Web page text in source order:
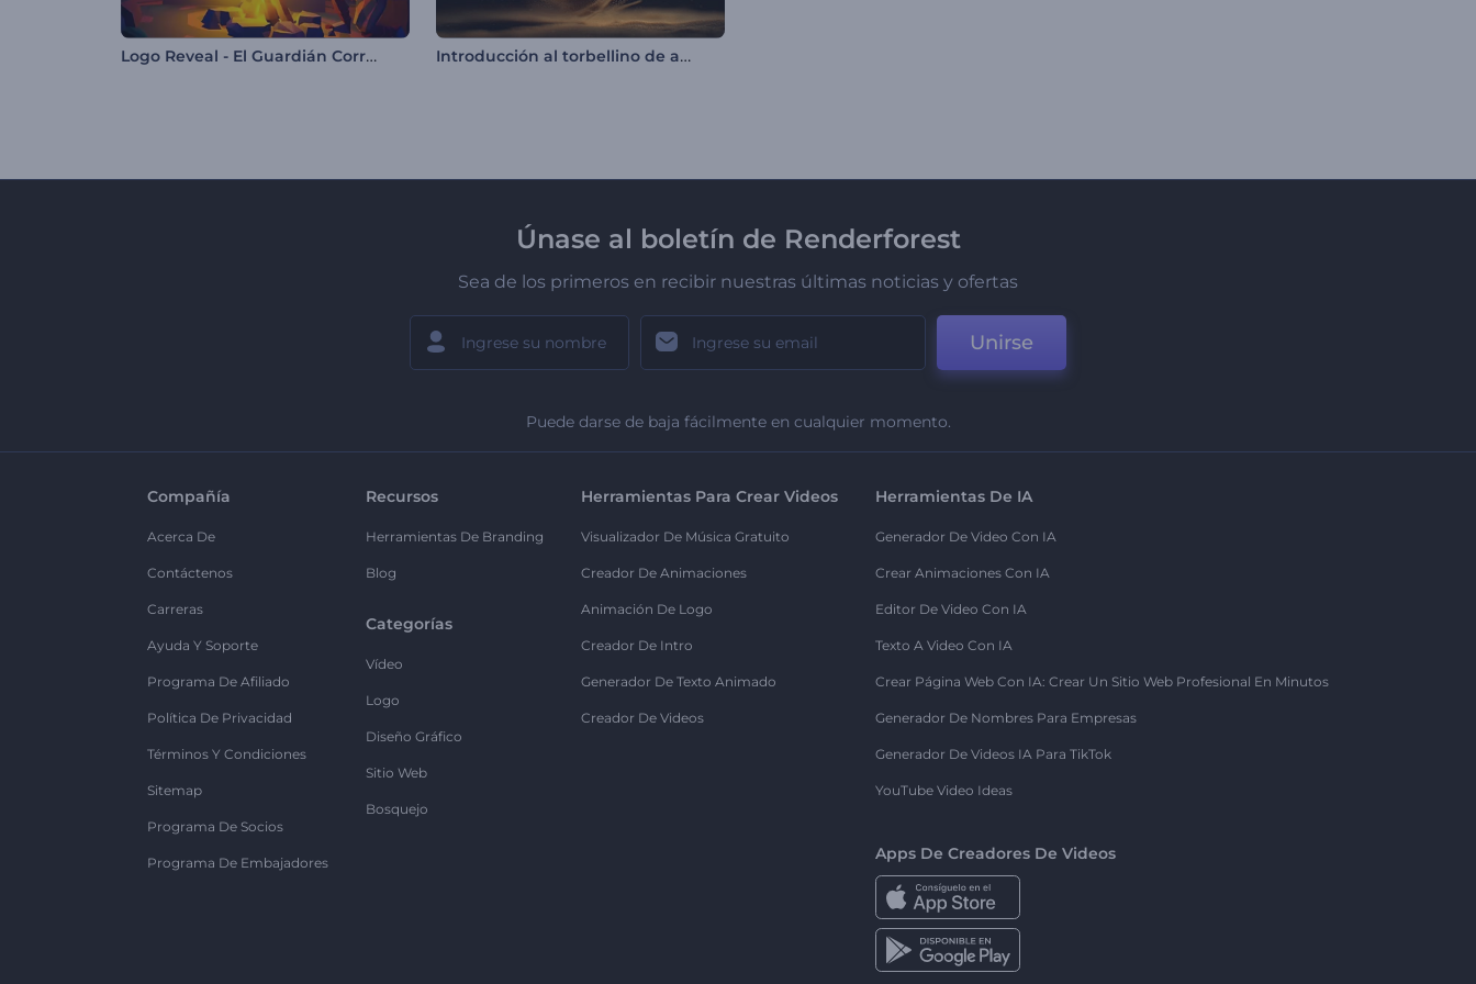
Logo Reveal - El Guardián Corredor Introducción al torbellino de arena
Únase al boletín de Renderforest
Sea de los primeros en recibir nuestras últimas noticias y ofertas
Unirse
Puede darse de baja fácilmente en cualquier momento.
Compañía
Acerca De
Contáctenos
Carreras
Ayuda Y Soporte
Programa De Afiliado
Política De Privacidad
Términos Y Condiciones
Sitemap
Programa De Socios
Programa De Embajadores
Recursos
Herramientas De Branding
Blog
Categorías
Vídeo
Logo
Diseño Gráfico
Sitio Web
Bosquejo
Herramientas Para Crear Videos
Visualizador De Música Gratuito
Creador De Animaciones
Animación De Logo
Creador De Intro
Generador De Texto Animado
Creador De Videos
Herramientas De IA
Generador De Video Con IA
Crear Animaciones Con IA
Editor De Video Con IA
Texto A Video Con IA
Crear Página Web Con IA: Crear Un Sitio Web Profesional En Minutos
Generador De Nombres Para Empresas
Generador De Videos IA Para TikTok
YouTube Video Ideas
Apps De Creadores De Videos